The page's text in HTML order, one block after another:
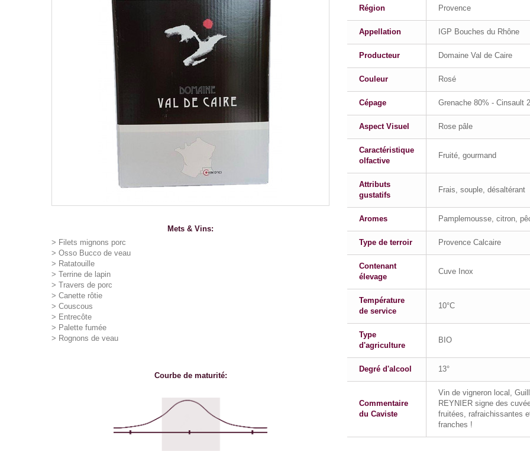
Mets & Vins:
> Filets mignons porc
> Osso Bucco de veau
> Ratatouille
> Terrine de lapin
> Travers de porc
> Canette rôtie
> Couscous
> Entrecôte
> Palette fumée
> Rognons de veau
Courbe de maturité:
Région Provence
Appellation IGP Bouches du Rhône
Producteur Domaine Val de Caire
Couleur Rosé
Cépage Grenache 80% - Cinsault
Aspect Visuel Rose pâle
Caractéristique
olfactive
Fruité, gourmand
Attributs
gustatifs
Frais, souple, désaltérant
Aromes Pamplemousse, citron,
Type de terroir Provence Calcaire
Contenant
élevage
Cuve Inox
Température
de service
10°C
Type
d'agriculture
BIO
Degré d'alcool 13°
Commentaire
du Caviste
Vin de vigneron local,
REYNIER signe des
fruitées, rafraichissantes
franches !